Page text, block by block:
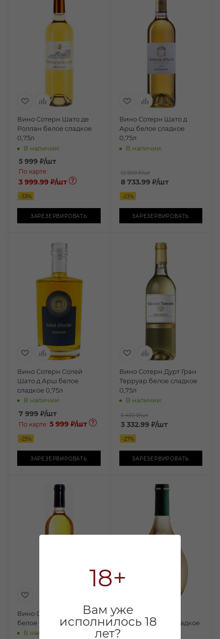
18+
Вам уже
исполнилось 18
лет?
Вино Сотерн Шато де
Роллан белое сладкое
0,75л
В наличии:
5 999 ₽/шт
По карте:
3 999.99 ₽/шт
-33%
ЗАРЕЗЕРВИРОВАТЬ
Вино Сотерн Шато д
Арш белое сладкое
0,75л
В наличии:
12 500 ₽/шт
8 733.99₽/шт
-23%
ЗАРЕЗЕРВИРОВАТЬ
Вино Сотерн Солей
Шато д Арш белое
сладкое 0,75л
В наличии:
7 999 ₽/шт
По карте: 5 999 ₽/шт
-25%
ЗАРЕЗЕРВИРОВАТЬ
Вино Сотерн Дурт Гран
Терруар белое сладкое
0,75л
В наличии:
5 430 ₽/шт
3 332.99₽/шт
-27%
ЗАРЕЗЕРВИРОВАТЬ
Вино Сотерн Гаронель
белое сладкое 0,75л
В наличии:
Вино Робертсон
Вайнери белое сладкое
0,75л